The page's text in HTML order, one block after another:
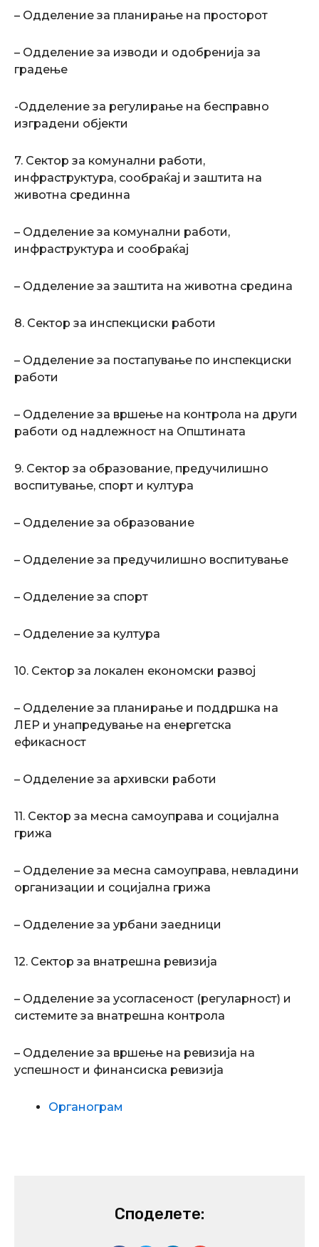
– Одделение за планирање на просторот
– Одделение за изводи и одобренија за
градење
-Одделение за регулирање на бесправно
изградени објекти
7. Сектор за комунални работи,
инфраструктура, сообраќај и заштита на
животна срединна
– Одделение за комунални работи,
инфраструктура и сообраќај
– Одделение за заштита на животна средина
8. Сектор за инспекциски работи
– Одделение за постапување по инспекциски
работи
– Одделение за вршење на контрола на други
работи од надлежност на Општината
9. Сектор за образование, предучилишно
воспитување, спорт и култура
– Одделение за образование
– Одделение за предучилишно воспитување
– Одделение за спорт
– Одделение за култура
10. Сектор за локален економски развој
– Одделение за планирање и поддршка на
ЛЕР и унапредување на енергетска
ефикасност
– Одделение за архивски работи
11. Сектор за месна самоуправа и социјална
грижа
– Одделение за месна самоуправа, невладини
организации и социјална грижа
– Одделение за урбани заедници
12. Сектор за внатрешна ревизија
– Одделение за усогласеност (регуларност) и
системите за внатрешна контрола
– Одделение за вршење на ревизија на
успешност и финансиска ревизија
Органограм
Споделете: